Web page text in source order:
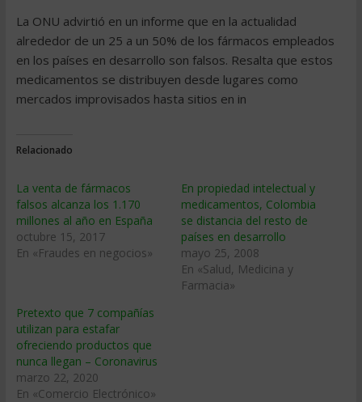
La ONU advirtió en un informe que en la actualidad
alrededor de un 25 a un 50% de los fármacos empleados
en los países en desarrollo son falsos. Resalta que estos
medicamentos se distribuyen desde lugares como
mercados improvisados hasta sitios en in
Relacionado
La venta de fármacos
falsos alcanza los 1.170
millones al año en España
octubre 15, 2017
En «Fraudes en negocios»
En propiedad intelectual y
medicamentos, Colombia
se distancia del resto de
paí­ses en desarrollo
mayo 25, 2008
En «Salud, Medicina y
Farmacia»
Pretexto que 7 compañías
utilizan para estafar
ofreciendo productos que
nunca llegan – Coronavirus
marzo 22, 2020
En «Comercio Electrónico»